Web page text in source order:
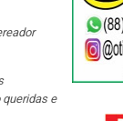
e